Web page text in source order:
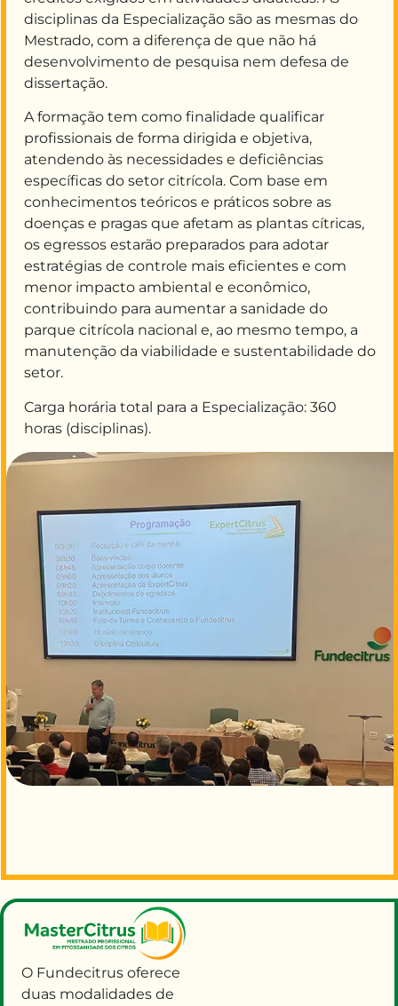
disciplinas da Especialização são as mesmas do
Mestrado, com a diferença de que não há
desenvolvimento de pesquisa nem defesa de
dissertação.
A formação tem como finalidade qualificar
profissionais de forma dirigida e objetiva,
atendendo às necessidades e deficiências
específicas do setor citrícola. Com base em
conhecimentos teóricos e práticos sobre as
doenças e pragas que afetam as plantas cítricas,
os egressos estarão preparados para adotar
estratégias de controle mais eficientes e com
menor impacto ambiental e econômico,
contribuindo para aumentar a sanidade do
parque citrícola nacional e, ao mesmo tempo, a
manutenção da viabilidade e sustentabilidade do
setor.
Carga horária total para a Especialização: 360
horas (disciplinas).
O Fundecitrus oferece
duas modalidades de